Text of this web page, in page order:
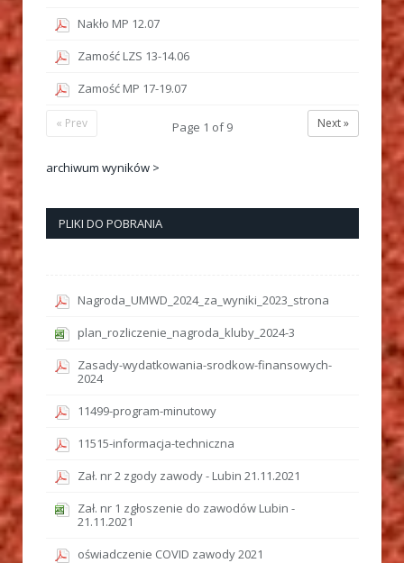
Nakło MP 12.07
Zamość LZS 13-14.06
Zamość MP 17-19.07
Next »
Page 1 of9
« Prev
archiwum wyników >
PLIKI DO POBRANIA
Nagroda_UMWD_2024_za_wyniki_2023_strona
plan_rozliczenie_nagroda_kluby_2024-3
Zasady-wydatkowania-srodkow-finansowych-
2024
11499-program-minutowy
11515-informacja-techniczna
Zał. nr 2 zgody zawody - Lubin 21.11.2021
Zał. nr 1 zgłoszenie do zawodów Lubin -
21.11.2021
oświadczenie COVID zawody 2021